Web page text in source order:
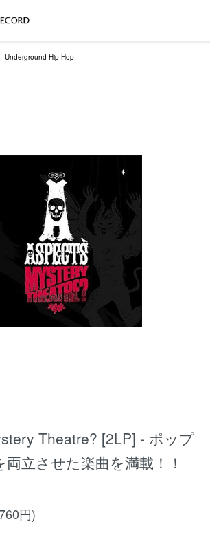
Underground Hip Hop
Theatre? [2LP] - ポップ
立させた楽曲を満載！！
円)